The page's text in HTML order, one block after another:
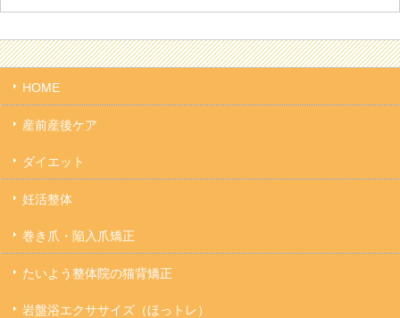
HOME
産前産後ケア
ダイエット
妊活整体
巻き爪・陥入爪矯正
たいよう整体院の猫背矯正
岩盤浴エクササイズ（ほっトレ）